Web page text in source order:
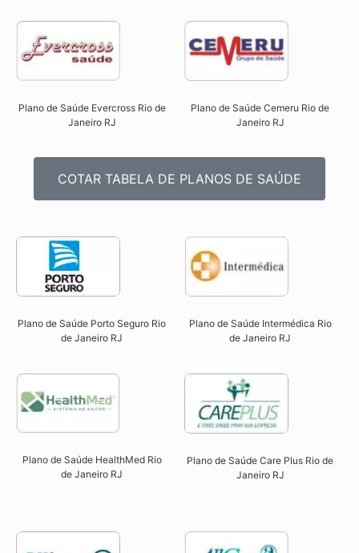
Plano de Saúde Evercross Rio de
Janeiro RJ​
Plano de Saúde Cemeru Rio de
Janeiro RJ​
COTAR TABELA DE PLANOS DE SAÚDE
Plano de Saúde Porto Seguro Rio
de Janeiro RJ​
Plano de Saúde Intermédica Rio
de Janeiro RJ​
Plano de Saúde HealthMed Rio
de Janeiro RJ
Plano de Saúde Care Plus Rio de
Janeiro RJ​